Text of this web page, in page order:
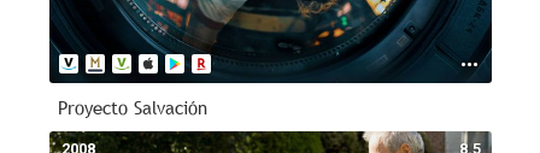
Proyecto Salvación
8.5
2008